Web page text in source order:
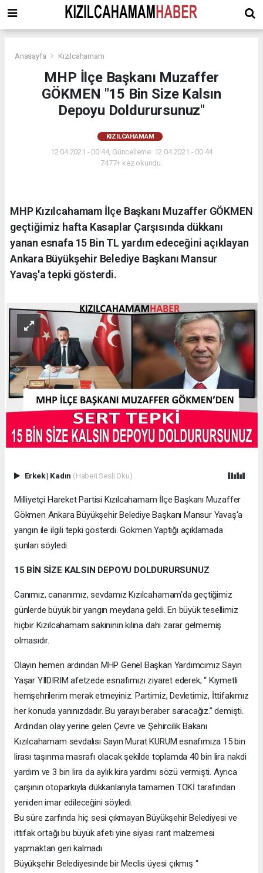
Anasayfa Kızılcahamam
MHP İlçe Başkanı Muzaffer
GÖKMEN "15 Bin Size Kalsın
Depoyu Doldurursunuz"
KIZILCAHAMAM
12.04.2021 - 00:44, Güncelleme: 12.04.2021 - 00:44
7477+ kez okundu.
MHP Kızılcahamam İlçe Başkanı Muzaffer GÖKMEN
geçtiğimiz hafta Kasaplar Çarşısında dükkanı
yanan esnafa 15 Bin TL yardım edeceğini açıklayan
Ankara Büyükşehir Belediye Başkanı Mansur
Yavaş'a tepki gösterdi.
Erkek| Kadın (Haberi Sesli Oku)
Milliyetçi Hareket Partisi Kızılcahamam İlçe Başkanı Muzaffer
Gökmen Ankara Büyükşehir Belediye Başkanı Mansur Yavaş'a
yangın ile ilgili tepki gösterdi. Gökmen Yaptığı açıklamada
şunları söyledi.
15 BİN SİZE KALSIN DEPOYU DOLDURURSUNUZ
Canımız, cananımız, sevdamız Kızılcahamam’da geçtiğimiz
günlerde büyük bir yangın meydana geldi. En büyük tesellimiz
hiçbir Kızılcahamam sakininin kılına dahi zarar gelmemiş
olmasıdır.
Olayın hemen ardından MHP Genel Başkan Yardımcımız Sayın
Yaşar YIlDIRIM afetzede esnafımızı ziyaret ederek; “ Kıymetli
hemşehrilerim merak etmeyiniz. Partimiz, Devletimiz, İttifakımız
her konuda yanınızdadır. Bu yarayı beraber saracağız.” demişti.
Ardından olay yerine gelen Çevre ve Şehircilik Bakanı
Kızılcahamam sevdalısı Sayın Murat KURUM esnafımıza 15 bin
lirası taşınma masrafı olacak şekilde toplamda 40 bin lira nakdi
yardım ve 3 bin lira da aylık kira yardımı sözü vermişti. Ayrıca
çarşının otoparkıyla dükkanlarıyla tamamen TOKİ tarafından
yeniden imar edileceğini söyledi.
Bu süre zarfında hiç sesi çıkmayan Büyükşehir Belediyesi ve
ittifak ortağı bu büyük afeti yine siyasi rant malzemesi
yapmaktan geri kalmadı.
Büyükşehir Belediyesinde bir Meclis üyesi çıkmış “